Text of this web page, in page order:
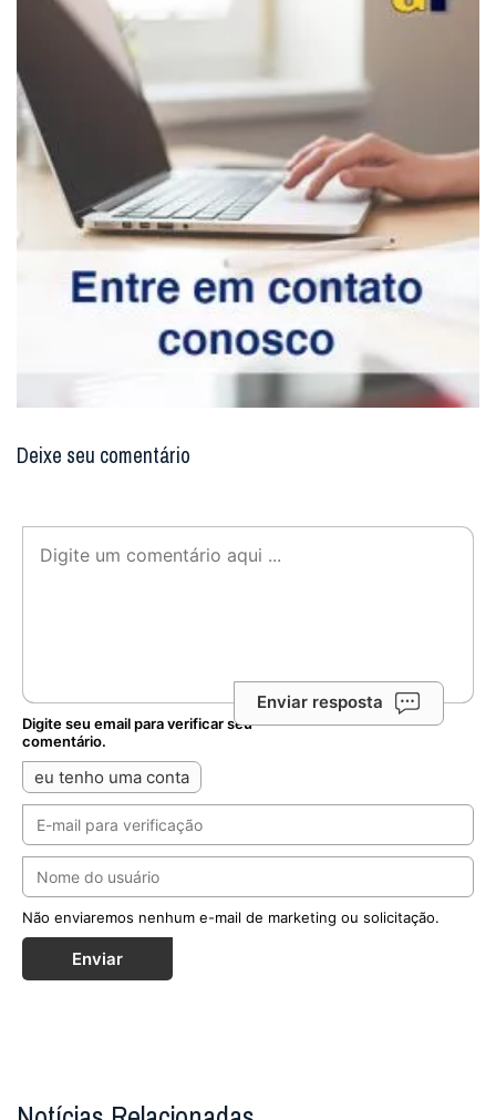
Deixe seu comentário
Enviar resposta
Digite seu email para verificar seu
comentário.
eu tenho uma conta
Não enviaremos nenhum e-mail de marketing ou solicitação.
Enviar